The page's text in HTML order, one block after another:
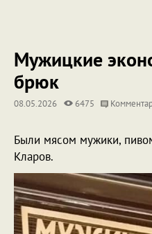
Мужицкие
брюк
08.05.2026 6475
Были мясом мужики,
Кларов.